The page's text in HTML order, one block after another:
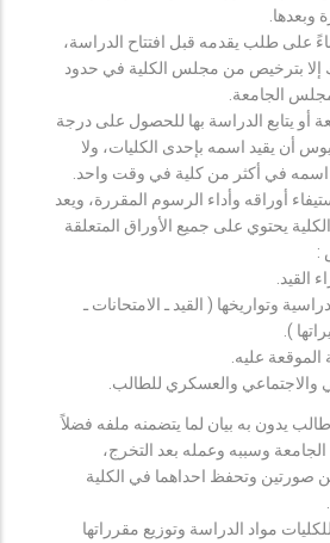
وبعدها.
على طلب يقدمه قبل افتتاح الدراسة،
إلا بترخيص من مجلس الكلية في حدود
الجامعة.
أو يتابع الدراسة بها للحصول على درجة
أن يقيد اسمه بإحدى الكليات، ولا
اسمه في أكثر من كلية في وقت واحد.
أوراقه وأداء الرسوم المقررة، ويعد
يحتوي على جميع الأوراق المتعلقة
:
القيد.
وتواريخها ( القيد ـ الامتحانات ـ
).
الموقعة عليه.
والاجتماعي والعسكري للطالب.
يدون به بيان لما يتضمنه ملفه فضلاً
وسببه وعمله بعد التخرج،
صورتين وتحفظ احداهما في الكلية
للكليات مواد الدراسة وتوزيع مقرراتها